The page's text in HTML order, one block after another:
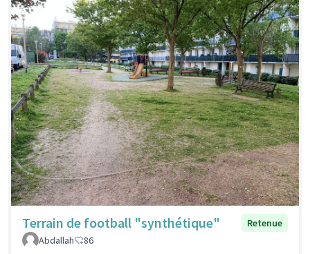
Terrain de football "synthétique"
Retenue
Abdallah
86